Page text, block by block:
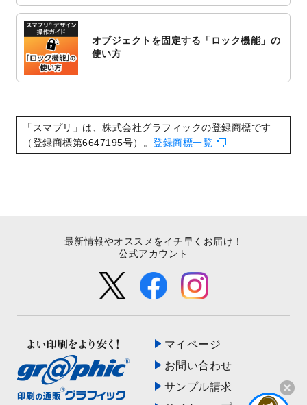
2022/9/21
コンサートのチラシデザインテンプレート
2022/9/5
年賀状のデザインテンプレート
2022/9/5
喪中はがきのデザインテンプレートを公開
2022/8/24
印刷用データの解像度
を引き上げまし
た！
オブジェクトを固定する「ロック機能」の
使い方
「スマプリ」は、株式会社グラフィックの登録商標です
（登録商標第6647195号）。 登録商標一覧
マイページ
お問い合わせ
サンプル請求
最新情報やオススメをイチ早くお届け！
公式アカウント